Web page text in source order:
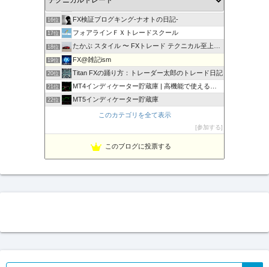
現役サラリーマンの副業FX/デイトレーダーの収支報告ブログ
16位 FX検証ブログキング-ナオトの日記-
17位 フォアラインＦＸトレードスクール
18位 たかぶ スタイル 〜 FXトレード テクニカル至上主義！
19位 FX@雑記ism
20位 Titan FXの踊り方：トレーダー太郎のトレード日記
21位 MT4インディケーター貯蔵庫 | 高機能で使えるインジをご…
22位 MT5インディケーター貯蔵庫
豪ドル好きな店主のFXマニア＄的な不定記
１万円からの海外FX
このカテゴリを全て表示
参加する
このブログに投票する